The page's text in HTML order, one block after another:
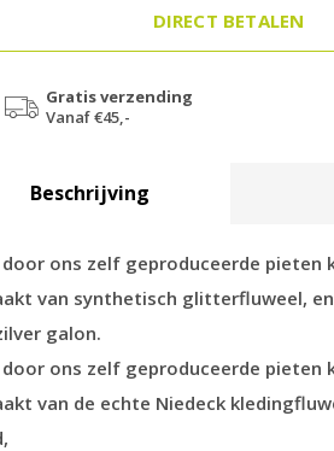
DIRECT BETALEN
Gratis verzending
Vanaf €45,-
Beschrijving
door ons zelf geproduceerde pieten
van synthetisch glitterfluweel,
galon.
door ons zelf geproduceerde pieten
van de echte Niedeck